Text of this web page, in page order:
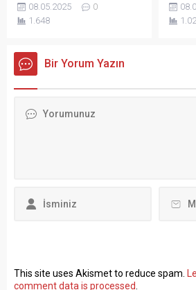
kullanmasının...
Sendikaları Konfederasyonu
(TÜRK-İŞ) Genel Başkanı
sözleşmelerinde yaşanan
tıkanma ve ekonomik
TÜRK-İŞ Genel Merkezinde
08.05.2025
0
1.648
Bir Yorum Yazın
This site uses Akismet to reduce spam.
comment data is processed